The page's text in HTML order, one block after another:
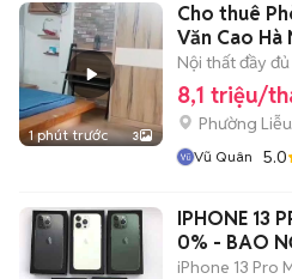
1 phút trước 3
Cho thuê
Văn Cao Hà
Nội thất đầy đủ
8,1 triệu/
Phường
Vũ Quân 5.0
IPHONE 13 PRO
0% - BAO
iPhone 13 Pro